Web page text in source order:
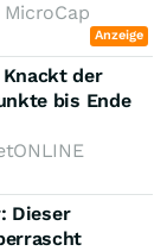
MicroCap
Anzeige
der
bis Ende
Dieser